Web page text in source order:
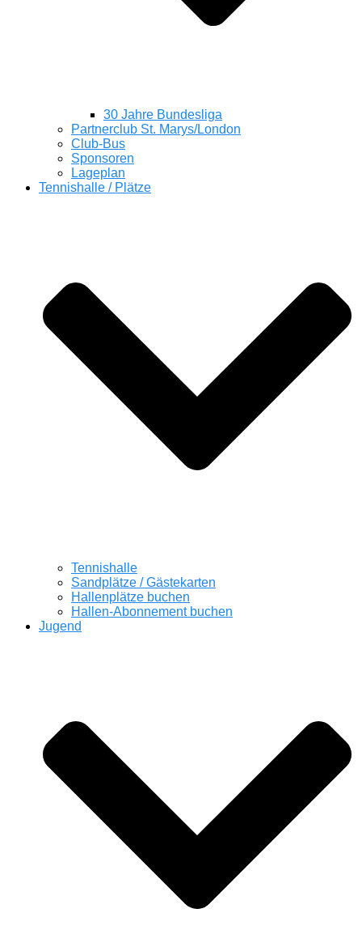
30 Jahre Bundesliga
Partnerclub St. Marys/London
Club-Bus
Sponsoren
Lageplan
Tennishalle / Plätze
Tennishalle
Sandplätze / Gästekarten
Hallenplätze buchen
Hallen-Abonnement buchen
Jugend